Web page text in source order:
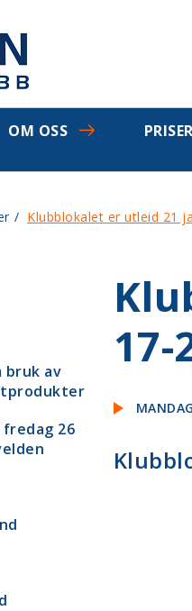
OM OSS PRISER
/ Klubblokalet er utleid 21
bruk av
26
17-